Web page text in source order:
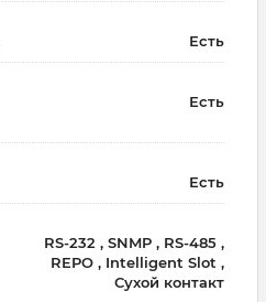
Есть
Есть
Есть
RS-232 , SNMP , RS-485 ,
REPO , Intelligent Slot ,
Сухой контакт